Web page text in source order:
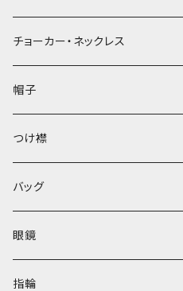
チョーカー・ネックレス
帽子
ベレー帽
つけ襟
バッグ
眼鏡
指輪